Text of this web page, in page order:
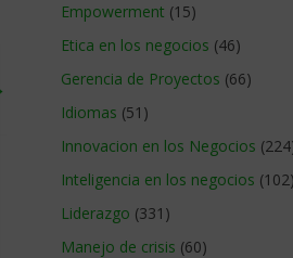
Empowerment (15)
Etica en los negocios (46)
Gerencia de Proyectos (66)
Idiomas (51)
Innovacion en los Negocios
Inteligencia en los negocios (102)
Liderazgo (331)
Manejo de crisis (60)